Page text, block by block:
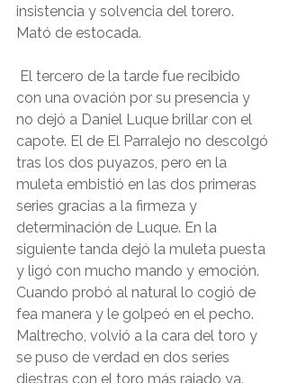
insistencia y solvencia del torero.
Mató de estocada.
con una ovación por su presencia y
no dejó a Daniel Luque brillar con el
capote. El de El Parralejo no descolgó
tras los dos puyazos, pero en la
muleta embistió en las dos primeras
series gracias a la firmeza y
determinación de Luque. En la
siguiente tanda dejó la muleta puesta
y ligó con mucho mando y emoción.
Cuando probó al natural lo cogió de
fea manera y le golpeó en el pecho.
Maltrecho, volvió a la cara del toro y
se puso de verdad en dos series
diestras con el toro más rajado ya.